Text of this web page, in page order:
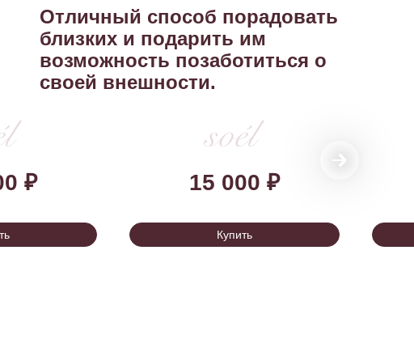
Отличный способ порадовать
близких и подарить им
возможность позаботиться о
своей внешности.
₽
Купить
15 000 ₽